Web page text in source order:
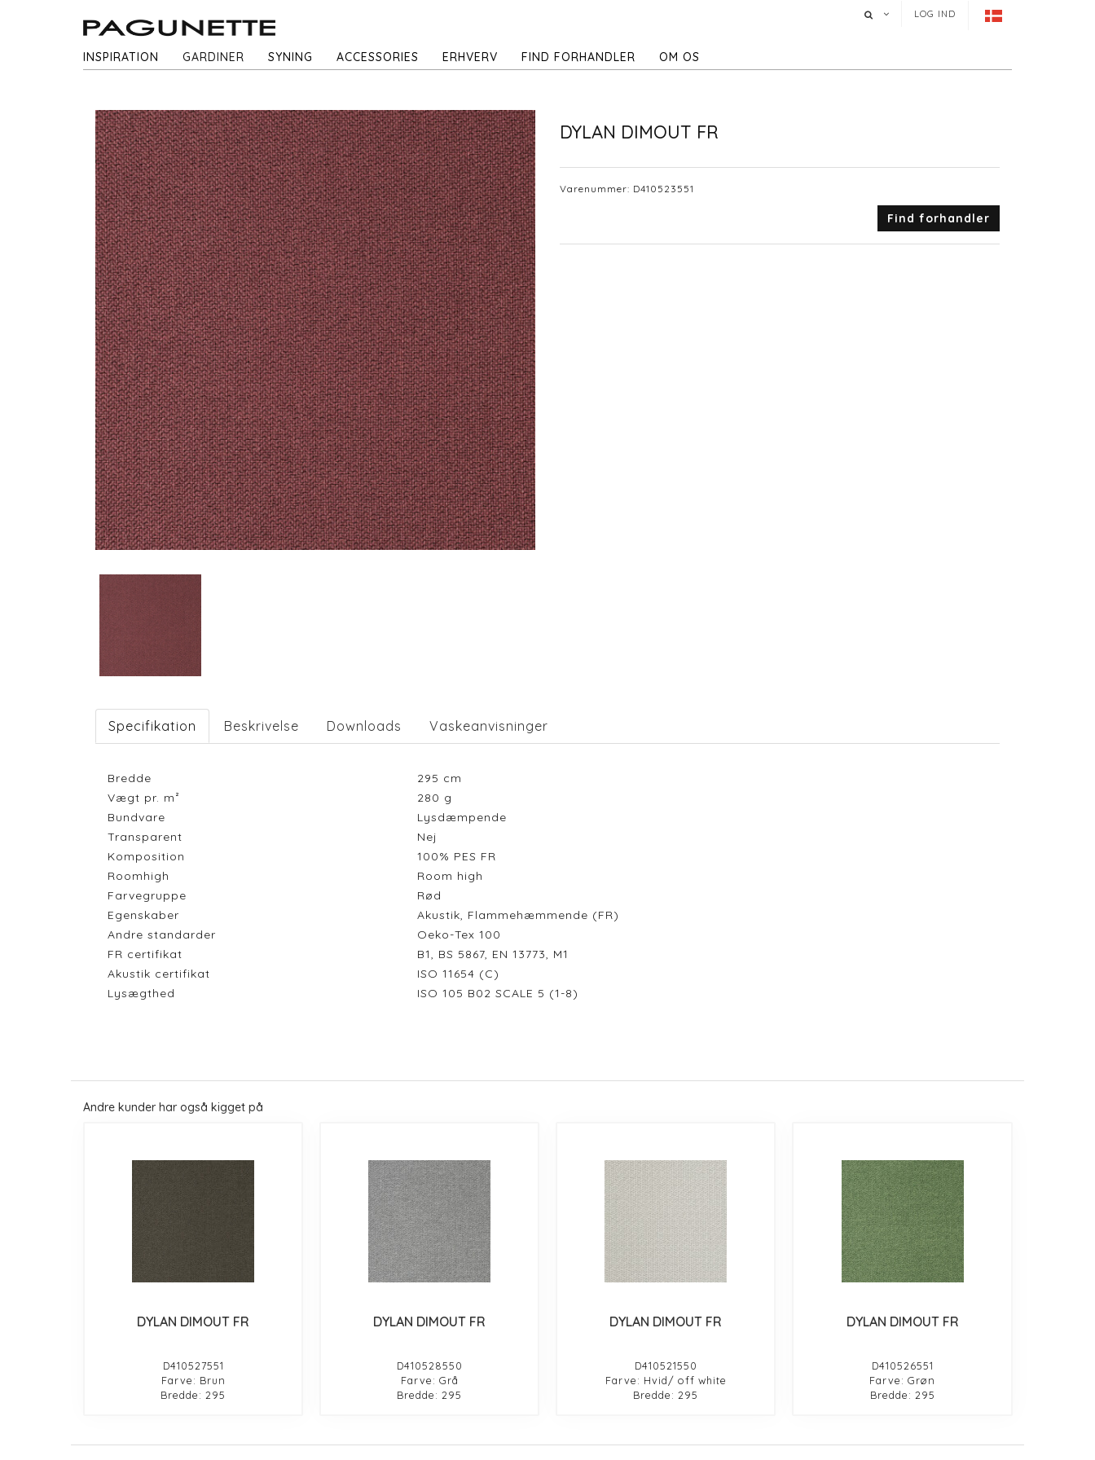
LOG IND
INSPIRATION GARDINER SYNING ACCESSORIES ERHVERV FIND FORHANDLER OM OS
DYLAN DIMOUT FR
Varenummer: D410523551
Find forhandler
Specifikation Beskrivelse Downloads Vaskeanvisninger
Bredde 295 cm
Vægt pr. m²
280 g
Bundvare
Lysdæmpende
Transparent
Nej
Komposition
100% PES FR
Roomhigh
Room high
Farvegruppe
Rød
Egenskaber
Akustik, Flammehæmmende (FR)
Andre standarder
Oeko-Tex 100
FR certifikat
B1, BS 5867, EN 13773, M1
Akustik certifikat
ISO 11654 (C)
Lysægthed
ISO 105 B02 SCALE 5 (1-8)
Andre kunder har også kigget på
DYLAN DIMOUT FR
D410527551
Farve: Brun
Bredde: 295
DYLAN DIMOUT FR
D410528550
Farve: Grå
Bredde: 295
DYLAN DIMOUT FR
D410521550
Farve: Hvid/ off white
Bredde: 295
DYLAN DIMOUT FR
D410526551
Farve: Grøn
Bredde: 295